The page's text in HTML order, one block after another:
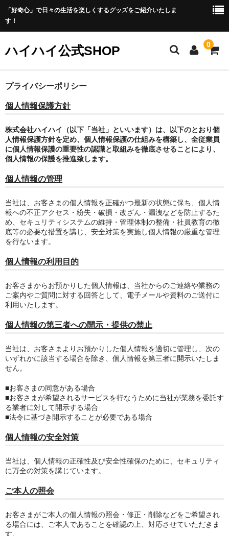
「好奇心」で日々の生活を楽しくするグッズをご紹介いたしま
す！
ハイハイ公式SHOP 0
ホーム
プライバシーポリシー
カート
メンバー
新商品
商品ジャンル
お買い物ガイド
プライバシーポリシー
個人情報保護方針
株式会社ハイハイ（以下「当社」といいます）は、以下のとおり個
人情報保護方針を定め、個人情報保護の仕組みを構築し、全従業員
に個人情報保護の重要性の認識と取組みを徹底させることにより、
個人情報の保護を推進致します。
個人情報の管理
当社は、お客さまの個人情報を正確かつ最新の状態に保ち、個人情
報への不正アクセス・紛失・破損・改ざん・漏洩などを防止するた
め、セキュリティシステムの維持・管理体制の整備・社員教育の徹
底等の必要な措置を講じ、安全対策を実施し個人情報の厳重な管理
を行ないます。
個人情報の利用目的
お客さまからお預かりした個人情報は、当社からのご連絡や業務の
ご案内やご質問に対する回答として、電子メールや資料のご送付に
利用いたします。
個人情報の第三者への開示・提供の禁止
当社は、お客さまよりお預かりした個人情報を適切に管理し、次の
いずれかに該当する場合を除き、個人情報を第三者に開示いたしま
せん。
■お客さまの同意がある場合
■お客さまが希望されるサービスを行なうために当社が業務を委託す
る業者に対して開示する場合
■法令に基づき開示することが必要である場合
個人情報の安全対策
当社は、個人情報の正確性及び安全性確保のために、セキュリティ
に万全の対策を講じています。
ご本人の照会
お客さまがご本人の個人情報の照会・修正・削除などをご希望され
る場合には、ご本人であることを確認の上、対応させていただきま
す。